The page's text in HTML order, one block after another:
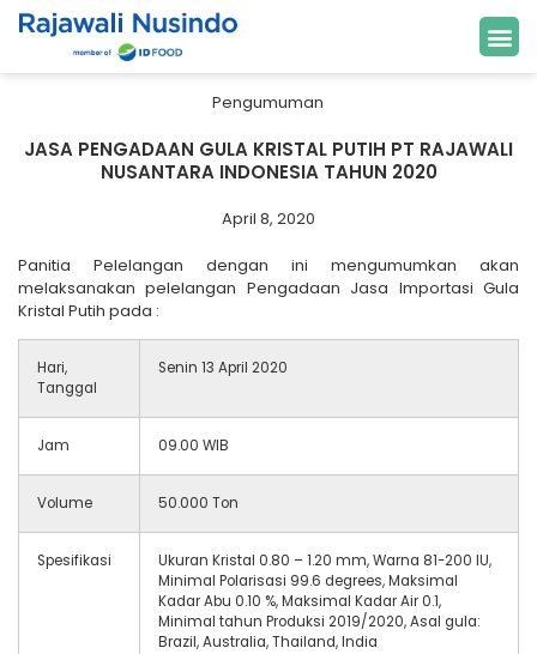
Pengumuman
JASA PENGADAAN GULA KRISTAL PUTIH PT RAJAWALI
NUSANTARA INDONESIA TAHUN 2020
April 8, 2020
Panitia Pelelangan dengan ini mengumumkan akan
melaksanakan pelelangan Pengadaan Jasa Importasi Gula
Kristal Putih pada :
Hari,
Tanggal
Senin 13 April 2020
Jam 09.00 WIB
Volume 50.000 Ton
Spesifikasi
Ukuran Kristal 0.80 – 1.20 mm, Warna 81-200 IU,
Minimal Polarisasi 99.6 degrees, Maksimal
Kadar Abu 0.10 %, Maksimal Kadar Air 0.1,
Minimal tahun Produksi 2019/2020, Asal gula:
Brazil, Australia, Thailand, India